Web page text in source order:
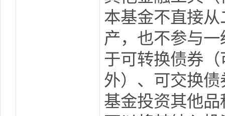
本基金不直接
产，也不参与
于可转换债券
外）、可交换
基金投资其他